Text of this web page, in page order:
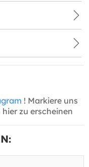
! Markiere uns
hier zu erscheinen